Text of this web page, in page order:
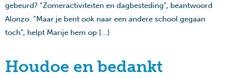
gebeurd? “Zomeractiviteiten en dagbesteding”, beantwoord
Alonzo. “Maar je bent ook naar een andere school gegaan
toch”, helpt Marije hem op […]
Houdoe en bedankt